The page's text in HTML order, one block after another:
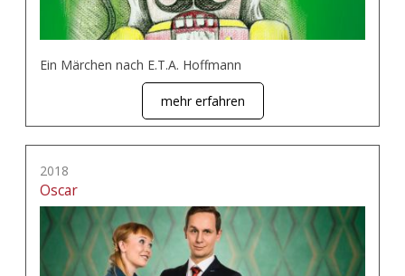
Ein Märchen nach E.T.A. Hoffmann
mehr erfahren
2018
Oscar